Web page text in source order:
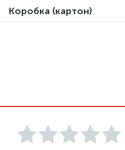
Коробка (картон)